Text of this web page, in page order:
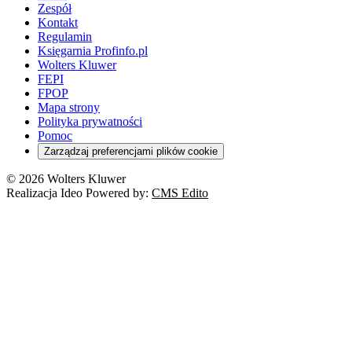
Zespół
Kontakt
Regulamin
Księgarnia Profinfo.pl
Wolters Kluwer
FEPI
FPOP
Mapa strony
Polityka prywatności
Pomoc
Zarządzaj preferencjami plików cookie
© 2026 Wolters Kluwer
Realizacja Ideo Powered by: CMS Edito